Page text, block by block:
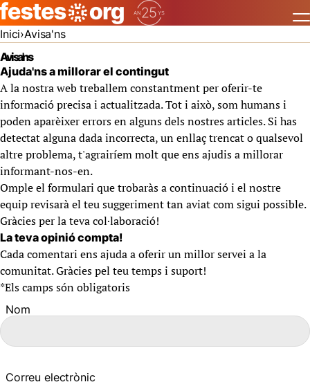
Inici Avisa'ns
Avisa'ns
Ajuda'ns a millorar el contingut
A la nostra web treballem constantment per oferir-te
informació precisa i actualitzada. Tot i això, som humans i
poden aparèixer errors en alguns dels nostres articles. Si has
detectat alguna dada incorrecta, un enllaç trencat o qualsevol
altre problema, t'agrairíem molt que ens ajudis a millorar
informant-nos-en.
Omple el formulari que trobaràs a continuació i el nostre
equip revisarà el teu suggeriment tan aviat com sigui possible.
Gràcies per la teva col·laboració!
La teva opinió compta!
Cada comentari ens ajuda a oferir un millor servei a la
comunitat. Gràcies pel teu temps i suport!
*Els camps són obligatoris
Nom
Correu electrònic